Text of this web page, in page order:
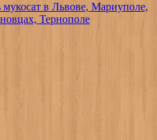
в Львове, Мариуполе,
Тернополе